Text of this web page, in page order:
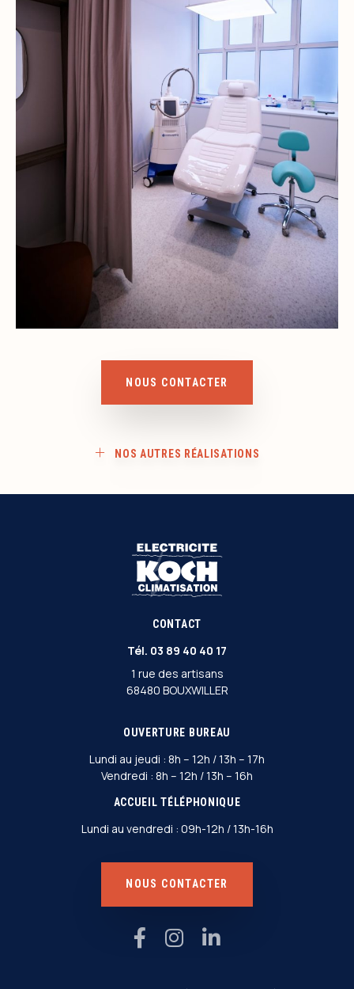
NOUS CONTACTER
NOS AUTRES RÉALISATIONS
CONTACT
Tél. 03 89 40 40 17
1 rue des artisans
68480 BOUXWILLER
OUVERTURE BUREAU
Lundi au jeudi : 8h – 12h / 13h – 17h
Vendredi : 8h – 12h / 13h – 16h
ACCUEIL TÉLÉPHONIQUE
Lundi au vendredi : 09h-12h / 13h-16h
NOUS CONTACTER